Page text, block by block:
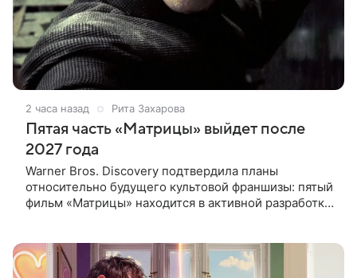
2 часа назад Рита Захарова
Пятая часть «Матрицы» выйдет после
2027 года
Warner Bros. Discovery подтвердила планы
относительно будущего культовой франшизы: пятый
фильм «Матрицы» находится в активной разработке